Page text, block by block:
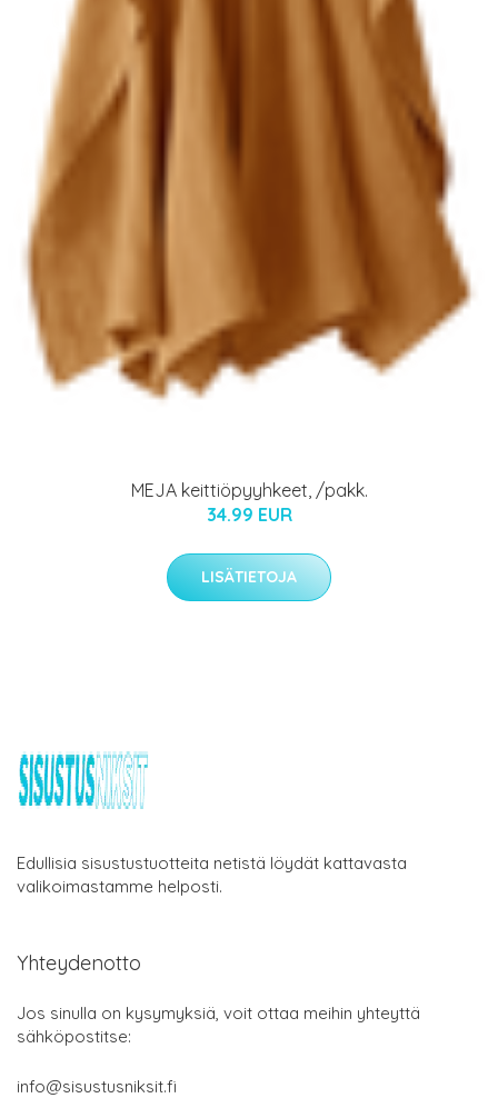
MEJA keittiöpyyhkeet, /pakk.
34.99 EUR
LISÄTIETOJA
Edullisia sisustustuotteita netistä löydät kattavasta
valikoimastamme helposti.
Yhteydenotto
Jos sinulla on kysymyksiä, voit ottaa meihin yhteyttä
sähköpostitse:
info@sisustusniksit.fi